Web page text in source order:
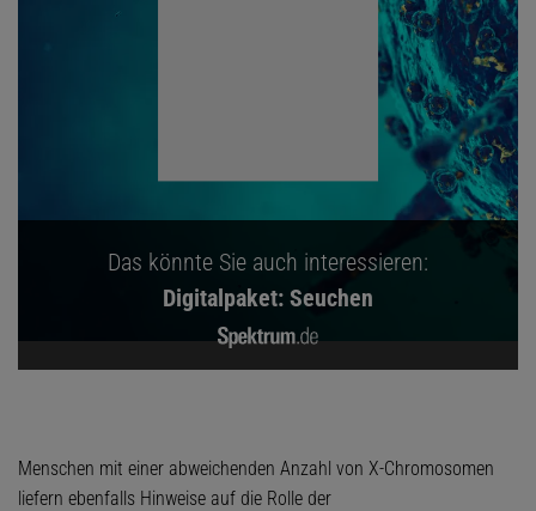
Das könnte Sie auch interessieren:
Digitalpaket: Seuchen
Menschen mit einer abweichenden Anzahl von X-Chromosomen
liefern ebenfalls Hinweise auf die Rolle der